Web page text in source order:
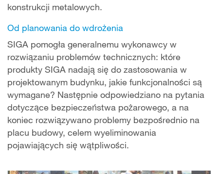
konstrukcji metalowych.
Od planowania do wdrożenia
SIGA pomogła generalnemu wykonawcy w
rozwiązaniu problemów technicznych: które
produkty SIGA nadają się do zastosowania w
projektowanym budynku, jakie funkcjonalności są
wymagane? Następnie odpowiedziano na pytania
dotyczące bezpieczeństwa pożarowego, a na
koniec rozwiązywano problemy bezpośrednio na
placu budowy, celem wyeliminowania
pojawiających się wątpliwości.